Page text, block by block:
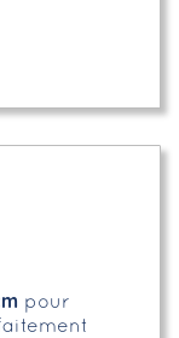
pour